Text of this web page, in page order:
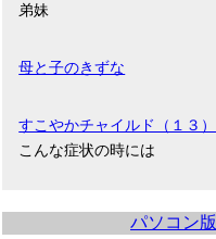
弟妹
母と子のきずな
すこやかチャイルド（１３）
こんな症状の時には
パソコン版